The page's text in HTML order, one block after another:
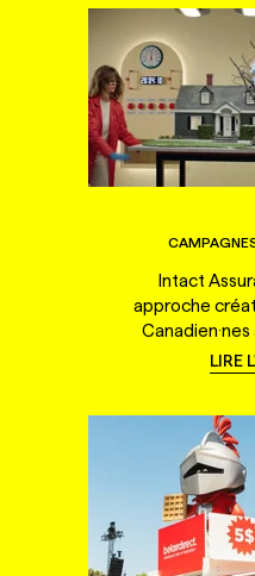
Intact
approche
LIRE